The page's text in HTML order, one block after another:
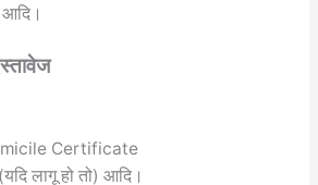
Certificate
लागू हो तो) आदि।